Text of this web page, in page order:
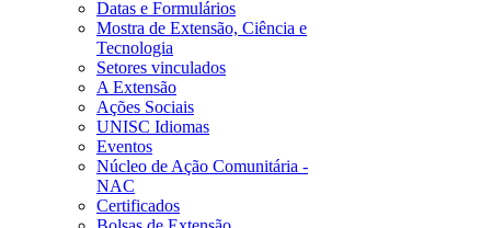
Datas e Formulários
Mostra de Extensão, Ciência e
Tecnologia
Setores vinculados
A Extensão
Ações Sociais
UNISC Idiomas
Eventos
Núcleo de Ação Comunitária -
NAC
Certificados